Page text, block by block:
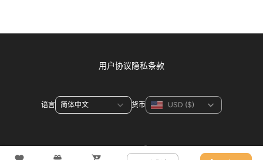
用户协议隐私条款
语言 货币